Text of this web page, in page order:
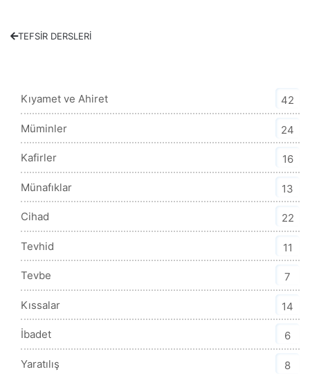
TEFSİR DERSLERİ
Kıyamet ve Ahiret 42
Müminler 24
Kafirler 16
Münafıklar 13
Cihad 22
Tevhid 11
Tevbe 7
Kıssalar 14
İbadet 6
Yaratılış 8